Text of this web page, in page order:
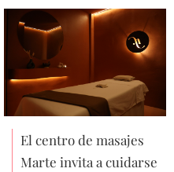
El centro de masajes
Marte invita a cuidarse